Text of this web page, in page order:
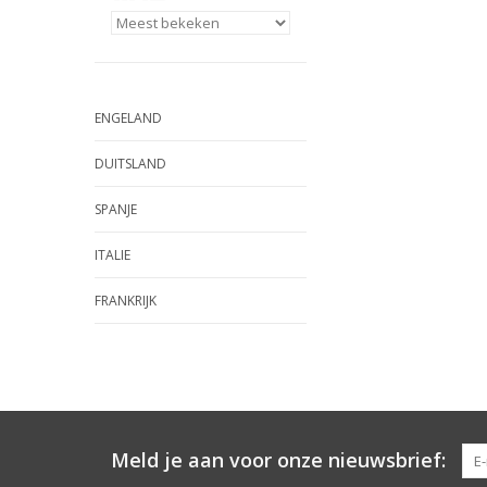
ENGELAND
DUITSLAND
SPANJE
ITALIE
FRANKRIJK
Meld je aan voor onze nieuwsbrief: